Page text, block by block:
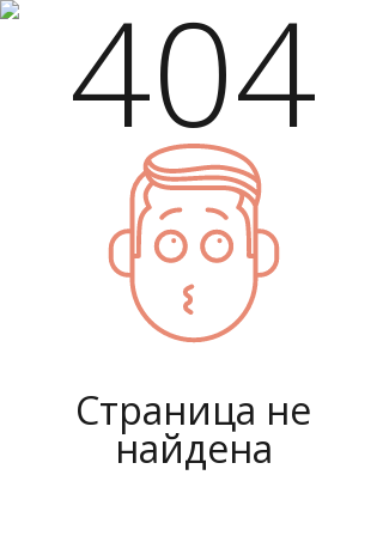
404
Страница не
найдена